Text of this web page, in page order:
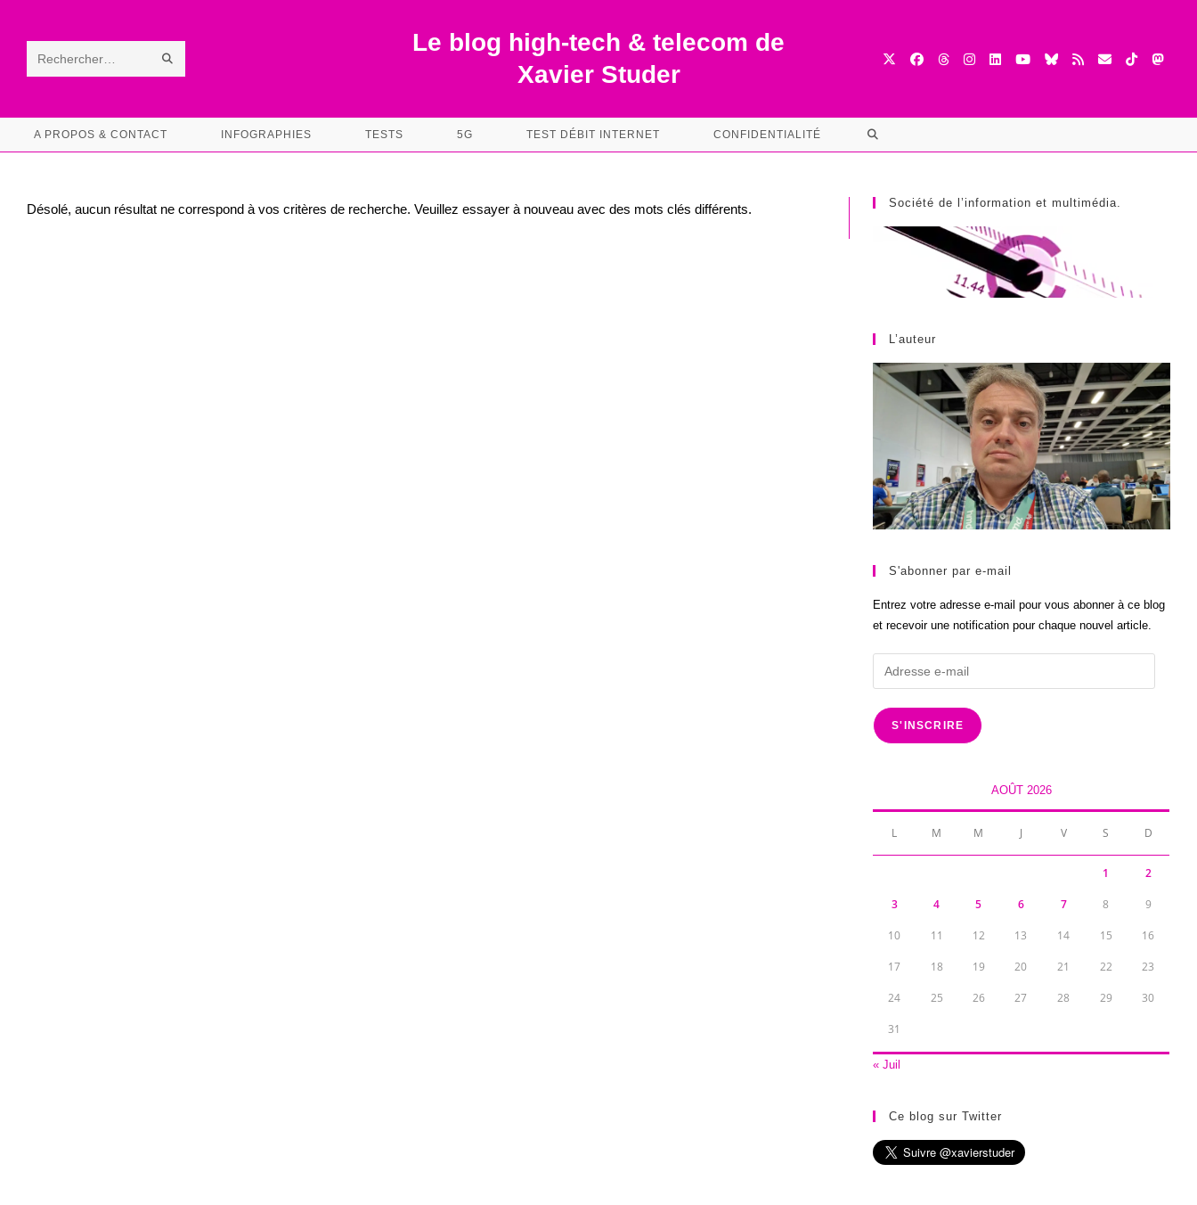
contentRechercher
ce RECHERCHE
Le blog high-tech & telecom de
Xavier Studer
A PROPOS & CONTACT INFOGRAPHIES TESTS 5G TEST DÉBIT INTERNET CONFIDENTIALITÉ TOGGLE
SEARCH
Désolé, aucun résultat ne correspond à vos critères de recherche. Veuillez essayer à nouveau avec des mots clés différents. Société de l’information et multimédia.
L’auteur
S'abonner par e-mail
Entrez votre adresse e-mail pour vous abonner à ce blog
et recevoir une notification pour chaque nouvel article.
Adresse
e-
mail
S'INSCRIRE
AOÛT 2026
L M M J V S D
1 2
3 4 5 6 7 8 9
10 11 12 13 14 15 16
17 18 19 20 21 22 23
24 25 26 27 28 29 30
31
« Juil
Ce blog sur Twitter